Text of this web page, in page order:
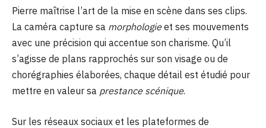
Pierre maîtrise l’art de la mise en scène dans ses clips.
La caméra capture sa morphologieet ses mouvements
avec une précision qui accentue son charisme. Qu’il
s’agisse de plans rapprochés sur son visage ou de
chorégraphies élaborées, chaque détail est étudié pour
mettre en valeur sa prestance scénique.
Sur les réseaux sociaux et les plateformes de